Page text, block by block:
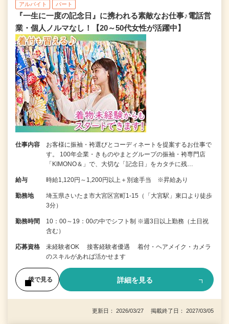
アルバイト パート
『一生に一度の記念日』に携われる素敵なお仕事♪電話営
業・個人ノルマなし！【20～50代女性が活躍中】
仕事内容
お客様に振袖・袴選びとコーディネートを提案するお仕事で
す。 100年企業・きものやまとグループの振袖・袴専門店
「KIMONO＆」で、大切な「記念日」をカタチに残…
給与 時給1,120円～1,200円以上＋別途手当 ※昇給あり
勤務地
埼玉県さいたま市大宮区宮町1-15（「大宮駅」東口より徒歩
3分）
勤務時間
10：00～19：00の中でシフト制 ※週3日以上勤務（土日祝
含む）
応募資格
未経験者OK 接客経験者優遇 着付・ヘアメイク・カメラ
のスキルがあれば活かせます
後で見る 詳細を見る
更新日： 2026/03/27 掲載終了日： 2027/03/05